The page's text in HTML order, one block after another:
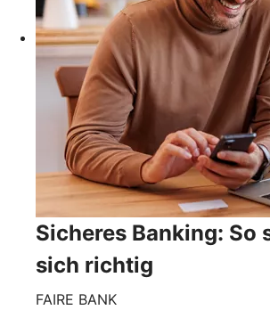
Sicheres Banking: So
sich richtig
FAIRE BANK